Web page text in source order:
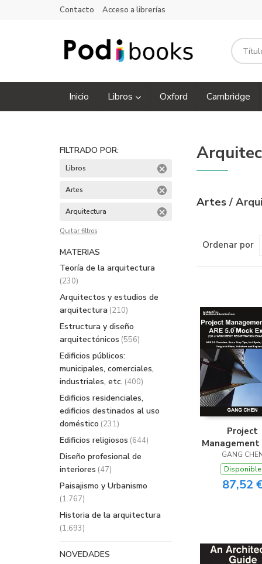
Contacto Acceso a librerías
Inicio Libros Oxford Cambridge
Artes/
Ordenar por
Project
Management
ARE 5.0 Mock
GANG
Disponible
87,52
FILTRADO POR:
Libros
Artes
Arquitectura
Quitar filtros
MATERIAS
Teoría de la arquitectura
(230)
Arquitectos y estudios de
arquitectura (210)
Estructura y diseño
arquitectónicos (556)
Edificios públicos:
municipales, comerciales,
industriales, etc. (400)
Edificios residenciales,
edificios destinados al uso
doméstico (231)
Edificios religiosos (644)
Diseño profesional de
interiores (47)
Paisajismo y Urbanismo
(1.767)
Historia de la arquitectura
(1.693)
NOVEDADES